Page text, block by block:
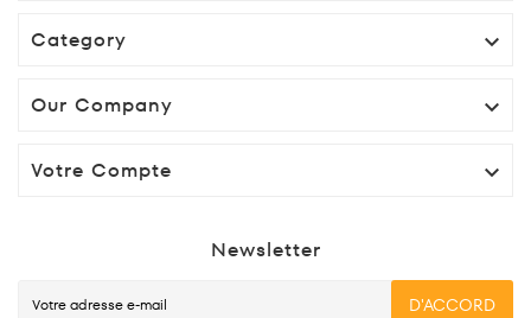
Category 
Our Company 
Votre Compte 
Newsletter
D'ACCORD